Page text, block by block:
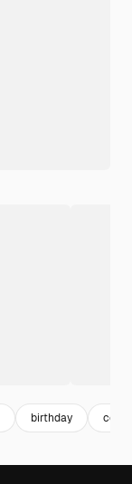
birthday